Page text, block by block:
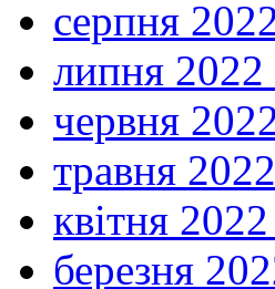
серпня
липня 2022
червня
травня
квітня
березня